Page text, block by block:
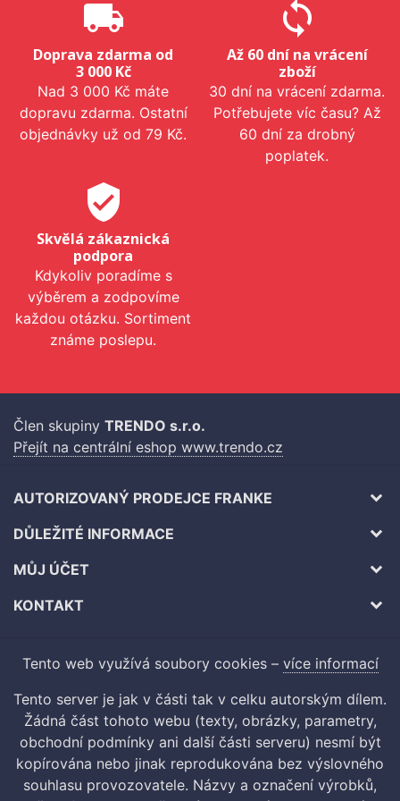
local_shipping
Doprava zdarma od
3 000 Kč
Nad 3 000 Kč máte
dopravu zdarma. Ostatní
objednávky už od 79 Kč.
sync
Až 60 dní na vrácení
zboží
30 dní na vrácení zdarma.
Potřebujete víc času? Až
60 dní za drobný
poplatek.
verified_user
Skvělá zákaznická
podpora
Kdykoliv poradíme s
výběrem a zodpovíme
každou otázku. Sortiment
známe poslepu.
Člen skupiny TRENDO s.r.o.
Přejít na centrální eshop www.trendo.cz
AUTORIZOVANÝ PRODEJCE FRANKE
DŮLEŽITÉ INFORMACE
MŮJ ÚČET
KONTAKT
Tento web využívá soubory cookies – více informací
Tento server je jak v části tak v celku autorským dílem.
Žádná část tohoto webu (texty, obrázky, parametry,
obchodní podmínky ani další části serveru) nesmí být
kopírována nebo jinak reprodukována bez výslovného
souhlasu provozovatele. Názvy a označení výrobků,